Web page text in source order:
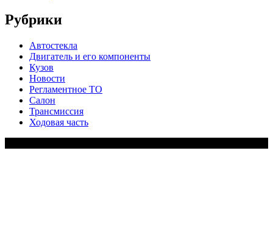
Рубрики
Автостекла
Двигатель и его компоненты
Кузов
Новости
Регламентное ТО
Салон
Трансмиссия
Ходовая часть